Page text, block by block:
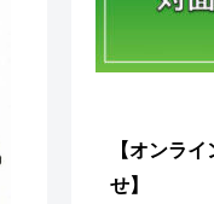
【オンラ
せ】